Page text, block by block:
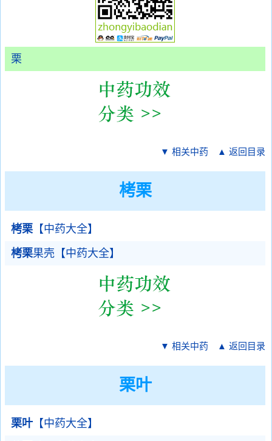
栗
▼ 相关中药 ▲ 返回目录
栲栗
栲栗【中药大全】
栲栗果壳【中药大全】
▼ 相关中药 ▲ 返回目录
栗叶
栗叶 【中药大全】